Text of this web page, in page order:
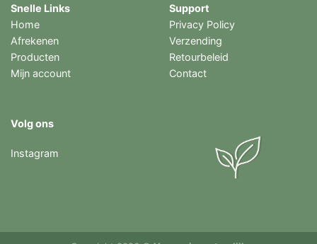
Snelle Links
Home
Afrekenen
Producten
Mijn account
Support
Privacy Policy
Verzending
Retourbeleid
Contact
Volg ons
Instagram